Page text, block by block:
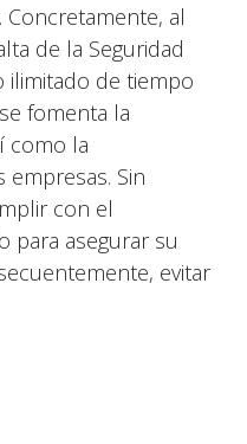
Concretamente, al
de la Seguridad
ilimitado de tiempo
fomenta la
como la
empresas. Sin
con el
para asegurar su
evitar